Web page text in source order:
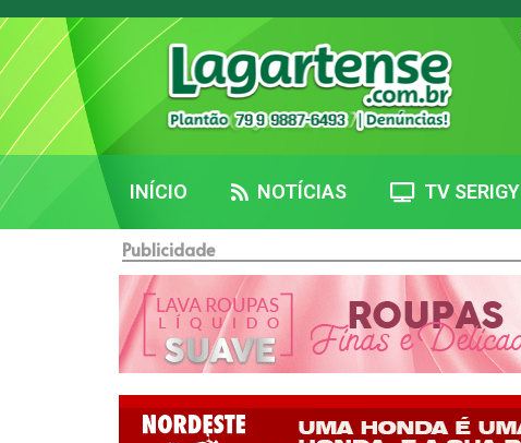
INÍCIO NOTÍCIAS TV SERIGY
Publicidade